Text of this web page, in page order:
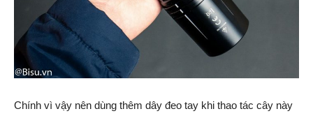
Chính vì vậy nên dùng thêm dây đeo tay khi thao tác cây này